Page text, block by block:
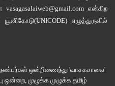
உருவி மேஜை மீது பரப்பினான். அதில்
மீது மழை பொழிவதாகக் காட்சி
vasagasalaiweb@gmail.com என்கிற
யூனிகோடு(UNICODE)எழுத்துருவில்
ஒன்றிணைந்து 'வாசகசாலை'
முழுக்க முழுக்க தமிழ்